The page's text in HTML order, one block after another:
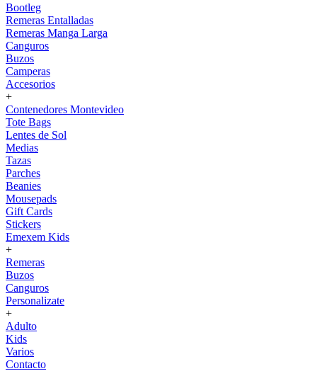
Bootleg
Remeras Entalladas
Remeras Manga Larga
Canguros
Buzos
Camperas
Accesorios
+
Contenedores Montevideo
Tote Bags
Lentes de Sol
Medias
Tazas
Parches
Beanies
Mousepads
Gift Cards
Stickers
Emexem Kids
+
Remeras
Buzos
Canguros
Personalizate
+
Adulto
Kids
Varios
Contacto